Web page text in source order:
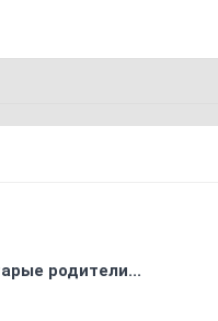
родители...